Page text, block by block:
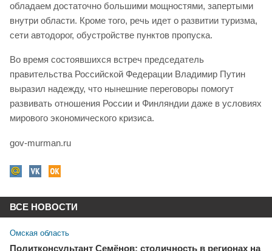
обладаем достаточно большими мощностями, запертыми
внутри области. Кроме того, речь идет о развитии туризма,
сети автодорог, обустройстве пунктов пропуска.
Во время состоявшихся встреч председатель
правительства Российской Федерации Владимир Путин
выразил надежду, что нынешние переговоры помогут
развивать отношения России и Финляндии даже в условиях
мирового экономического кризиса.
gov-murman.ru
ВСЕ НОВОСТИ
Омская область
Политконсультант Семёнов: столичность в регионах на